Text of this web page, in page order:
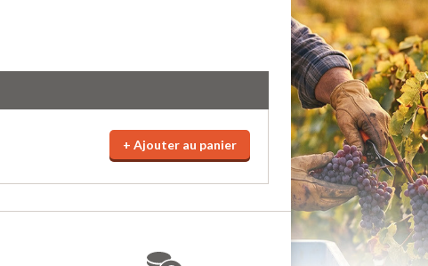
+ Ajouter au panier